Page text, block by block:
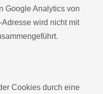
Google Analytics von
Adresse wird nicht mit
Cookies durch eine